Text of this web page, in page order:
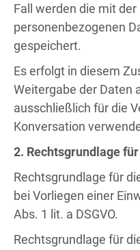
Fall werden die mit
personenbezogenen
gespeichert.
Es erfolgt in diesem
Weitergabe der Daten
ausschließlich für die
Konversation
2. Rechtsgrundlage
Rechtsgrundlage für
bei Vorliegen einer
Abs. 1 lit. a DSGVO.
Rechtsgrundlage für